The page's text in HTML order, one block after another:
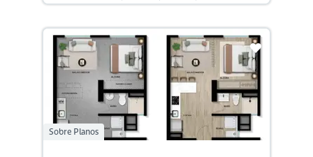
Sobre Planos